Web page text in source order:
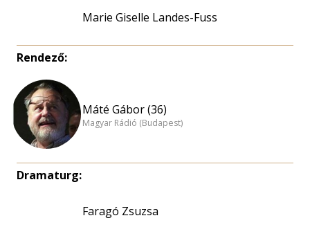
Marie Giselle Landes-Fuss
Rendező:
Máté Gábor (36)
Magyar Rádió (Budapest)
Dramaturg:
Faragó Zsuzsa